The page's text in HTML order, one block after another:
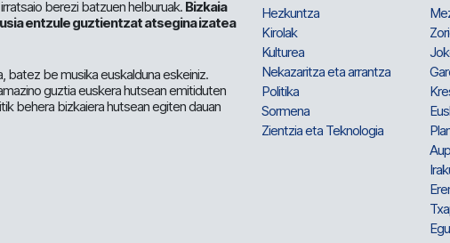
berezi batzuen helburuak. Bizkaia
entzule guztientzat atsegina izatea
batez be musika euskalduna eskeiniz.
guztia euskera hutsean emitiduten
behera bizkaiera hutsean egiten dauan
Hezkuntza
Kirolak
Kulturea
Nekazaritza eta arrantza
Politika
Sormena
Zientzia eta Teknologia